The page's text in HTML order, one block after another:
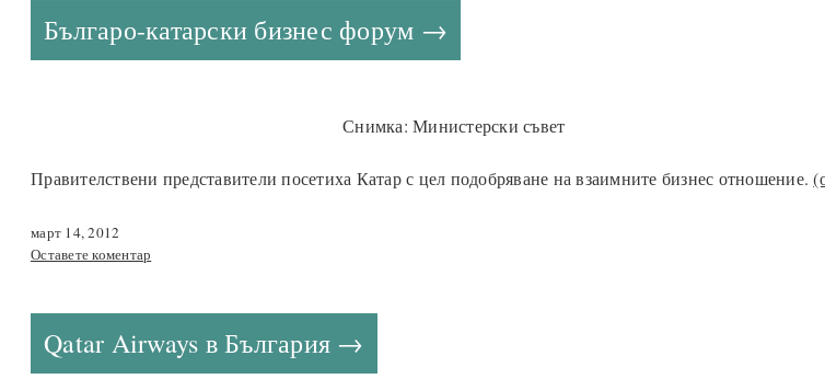
Българо-катарски бизнес форум
Снимка: Министерски съвет
Правителствени представители посетиха Катар с цел подобряване на взаимните бизнес отношение.
март 14, 2012
Оставете коментар
Qatar Airways в България